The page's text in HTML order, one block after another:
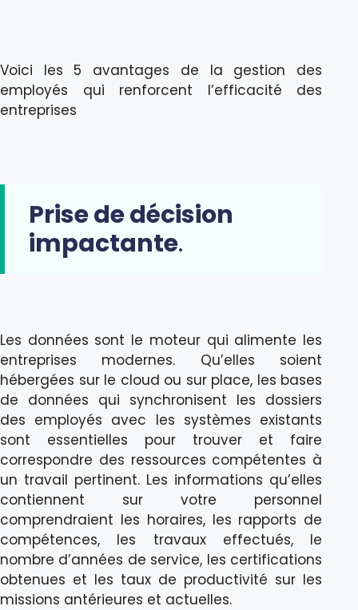
Voici les 5 avantages de la gestion des
employés qui renforcent l’efficacité des
entreprises
Prise de décision
impactante.
Les données sont le moteur qui alimente les
entreprises modernes. Qu’elles soient
hébergées sur le cloud ou sur place, les bases
de données qui synchronisent les dossiers
des employés avec les systèmes existants
sont essentielles pour trouver et faire
correspondre des ressources compétentes à
un travail pertinent. Les informations qu’elles
contiennent sur votre personnel
comprendraient les horaires, les rapports de
compétences, les travaux effectués, le
nombre d’années de service, les certifications
obtenues et les taux de productivité sur les
missions antérieures et actuelles.